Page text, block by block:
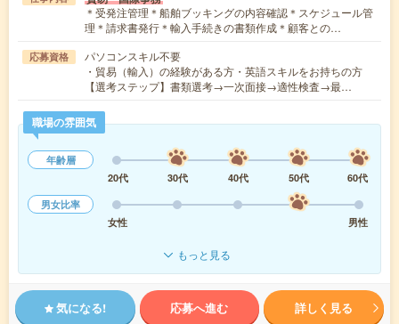
＊受発注管理＊船舶ブッキングの内容確認＊スケジュール管
理＊請求書発行＊輸入手続きの書類作成＊顧客との…
応募資格
パソコンスキル不要
・貿易（輸入）の経験がある方・英語スキルをお持ちの方
【選考ステップ】書類選考→一次面接→適性検査→最…
職場の雰囲気
年齢層
20代
30代 40代 50代
60代
男女比率
女性
男性
もっと見る
気になる! 応募へ進む 詳しく見る